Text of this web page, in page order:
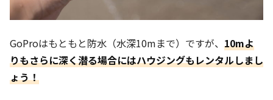
GoProはもともと防水（水深10mまで）ですが、 10mよ
りもさらに深く潜る場合にはハウジングもレンタルしまし
ょう！